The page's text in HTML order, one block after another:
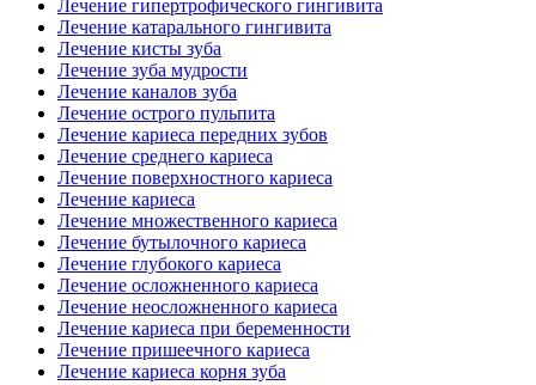
Лечение гипертрофического гингивита
Лечение катарального гингивита
Лечение кисты зуба
Лечение зуба мудрости
Лечение каналов зуба
Лечение острого пульпита
Лечение кариеса передних зубов
Лечение среднего кариеса
Лечение поверхностного кариеса
Лечение кариеса
Лечение множественного кариеса
Лечение бутылочного кариеса
Лечение глубокого кариеса
Лечение осложненного кариеса
Лечение неосложненного кариеса
Лечение кариеса при беременности
Лечение пришеечного кариеса
Лечение кариеса корня зуба